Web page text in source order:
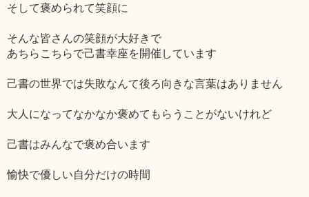
そして褒められて笑顔に
そんな皆さんの笑顔が大好きで
あちらこちらで己書幸座を開催しています
己書の世界では失敗なんて後ろ向きな言葉はありません
大人になってなかなか褒めてもらうことがないけれど
己書はみんなで褒め合います
愉快で優しい自分だけの時間